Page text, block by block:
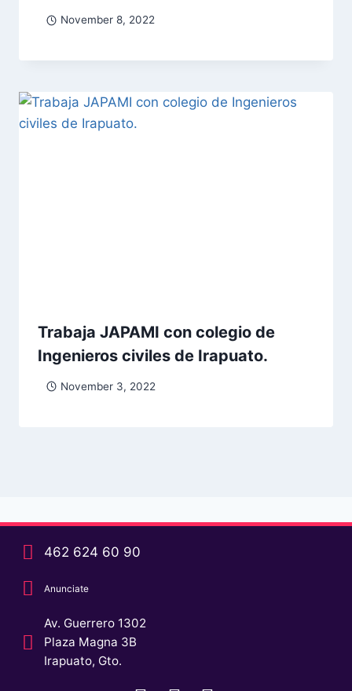
November 8, 2022
Trabaja JAPAMI con colegio de
Ingenieros civiles de Irapuato.
November 3, 2022
462 624 60 90
Anunciate
Av. Guerrero 1302
Plaza Magna 3B
Irapuato, Gto.